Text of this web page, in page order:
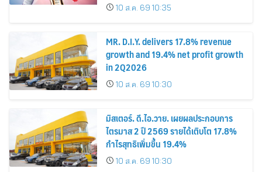
10 ส.ค. 69 10:35
MR. D.I.Y. delivers 17.8% revenue
growth and 19.4% net profit growth
in 2Q2026
10 ส.ค. 69 10:30
มิสเตอร์. ดี.ไอ.วาย. เผยผลประกอบการ
ไตรมาส 2 ปี 2569 รายได้เติบโต 17.8%
กำไรสุทธิเพิ่มขึ้น 19.4%
10 ส.ค. 69 10:30